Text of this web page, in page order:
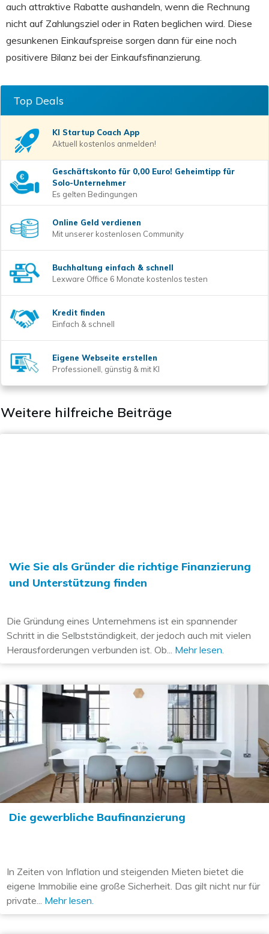
auch attraktive Rabatte aushandeln, wenn die Rechnung
nicht auf Zahlungsziel oder in Raten beglichen wird. Diese
gesunkenen Einkaufspreise sorgen dann für eine noch
positivere Bilanz bei der Einkaufsfinanzierung.
Top Deals
KI Startup Coach App
Aktuell kostenlos anmelden!
Geschäftskonto für 0,00 Euro! Geheimtipp für
Solo-Unternehmer
Es gelten Bedingungen
Online Geld verdienen
Mit unserer kostenlosen Community
Buchhaltung einfach & schnell
Lexware Office 6 Monate kostenlos testen
Kredit finden
Einfach & schnell
Eigene Webseite erstellen
Professionell, günstig & mit KI
Weitere hilfreiche Beiträge
Wie Sie als Gründer die richtige Finanzierung
und Unterstützung finden
Die Gründung eines Unternehmens ist ein spannender
Schritt in die Selbstständigkeit, der jedoch auch mit vielen
Herausforderungen verbunden ist. Ob... Mehr lesen.
Die gewerbliche Baufinanzierung
In Zeiten von Inflation und steigenden Mieten bietet die
eigene Immobilie eine große Sicherheit. Das gilt nicht nur für
private... Mehr lesen.